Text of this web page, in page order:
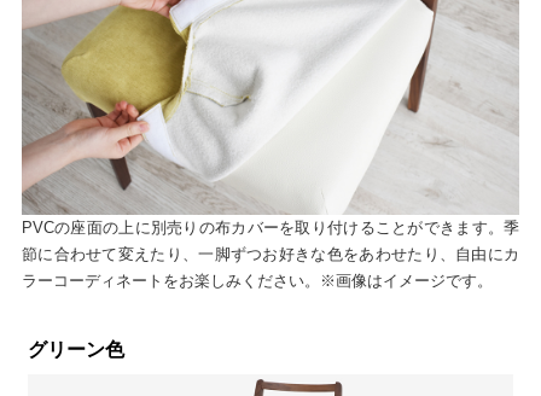
PVCの座面の上に別売りの布カバーを取り付けることができます。季
節に合わせて変えたり、一脚ずつお好きな色をあわせたり、自由にカ
ラーコーディネートをお楽しみください。※画像はイメージです。
グリーン色